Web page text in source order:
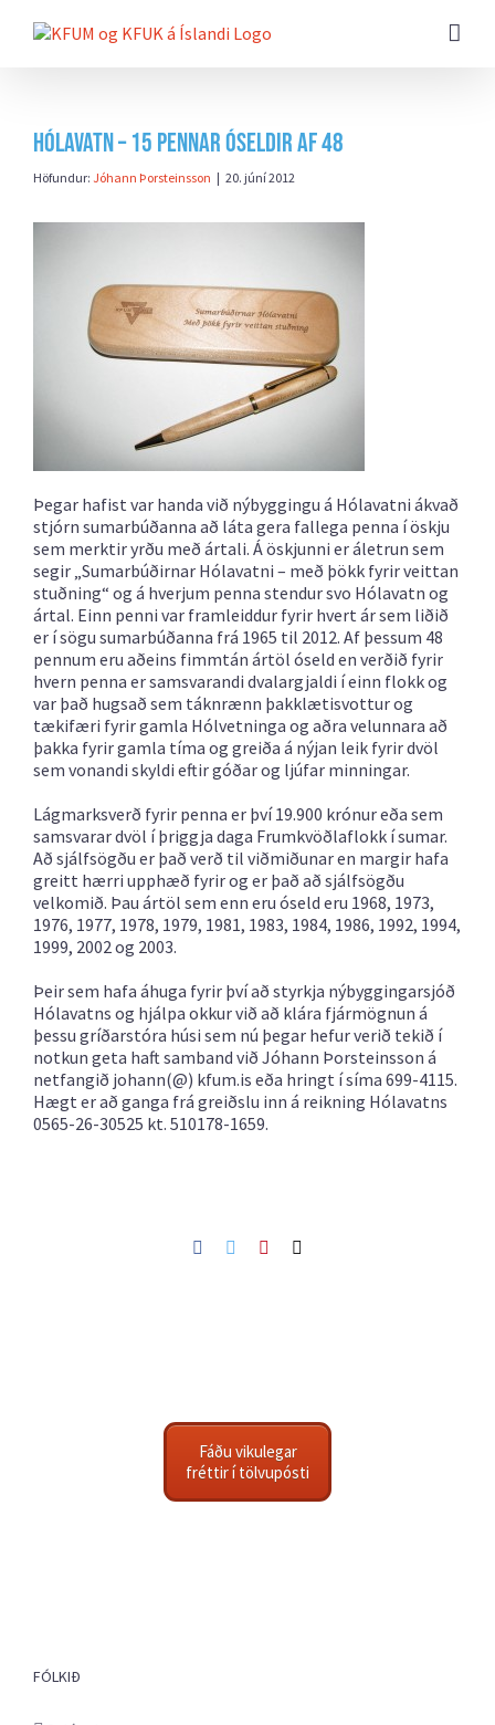
beint
Hólavatn – 15 pennar óseldir af 48
Höfundur: Jóhann Þorsteinsson | 20. júní 2012
Þegar hafist var handa við nýbyggingu á Hólavatni ákvað
stjórn sumarbúðanna að láta gera fallega penna í öskju
sem merktir yrðu með ártali. Á öskjunni er áletrun sem
segir „Sumarbúðirnar Hólavatni – með þökk fyrir veittan
stuðning“ og á hverjum penna stendur svo Hólavatn og
ártal. Einn penni var framleiddur fyrir hvert ár sem liðið
er í sögu sumarbúðanna frá 1965 til 2012. Af þessum 48
pennum eru aðeins fimmtán ártöl óseld en verðið fyrir
hvern penna er samsvarandi dvalargjaldi í einn flokk og
var það hugsað sem táknrænn þakklætisvottur og
tækifæri fyrir gamla Hólvetninga og aðra velunnara að
þakka fyrir gamla tíma og greiða á nýjan leik fyrir dvöl
sem vonandi skyldi eftir góðar og ljúfar minningar.
Lágmarksverð fyrir penna er því 19.900 krónur eða sem
samsvarar dvöl í þriggja daga Frumkvöðlaflokk í sumar.
Að sjálfsögðu er það verð til viðmiðunar en margir hafa
greitt hærri upphæð fyrir og er það að sjálfsögðu
velkomið. Þau ártöl sem enn eru óseld eru 1968, 1973,
1976, 1977, 1978, 1979, 1981, 1983, 1984, 1986, 1992, 1994,
1999, 2002 og 2003.
Þeir sem hafa áhuga fyrir því að styrkja nýbyggingarsjóð
Hólavatns og hjálpa okkur við að klára fjármögnun á
þessu gríðarstóra húsi sem nú þegar hefur verið tekið í
notkun geta haft samband við Jóhann Þorsteinsson á
netfangið johann(@) kfum.is eða hringt í síma 699-4115.
Hægt er að ganga frá greiðslu inn á reikning Hólavatns
0565-26-30525 kt. 510178-1659.
Facebook
TwitterPinterest
Fáðu vikulegar
fréttir í tölvupósti
FÓLKIÐ